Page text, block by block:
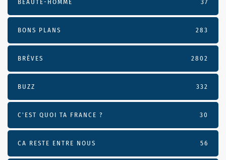
BEAUTÉ-HOMME 37
BONS PLANS 283
BRÈVES 2802
BUZZ 332
C'EST QUOI TA FRANCE ? 30
CA RESTE ENTRE NOUS 56